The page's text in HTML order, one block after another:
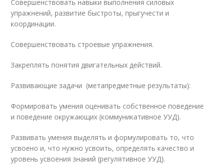
Совершенствовать навыки выполнения силовых
упражнений, развитие быстроты, прыгучести и
координации.
Совершенствовать строевые упражнения.
Закреплять понятия двигательных действий.
Развивающие задачи (метапредметные результаты):
Формировать умения оценивать собственное поведение
и поведение окружающих (коммуникативное УУД).
Развивать умения выделять и формулировать то, что
усвоено и, что нужно усвоить, определять качество и
уровень усвоения знаний (регулятивное УУД).